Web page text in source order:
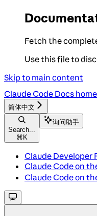
Fetch the
Use this file to
Skip to main content
Claude Code Docs
简体中文
Search...
⌘ K
询问助手
Claude Developer
Claude Code on
Claude Code on